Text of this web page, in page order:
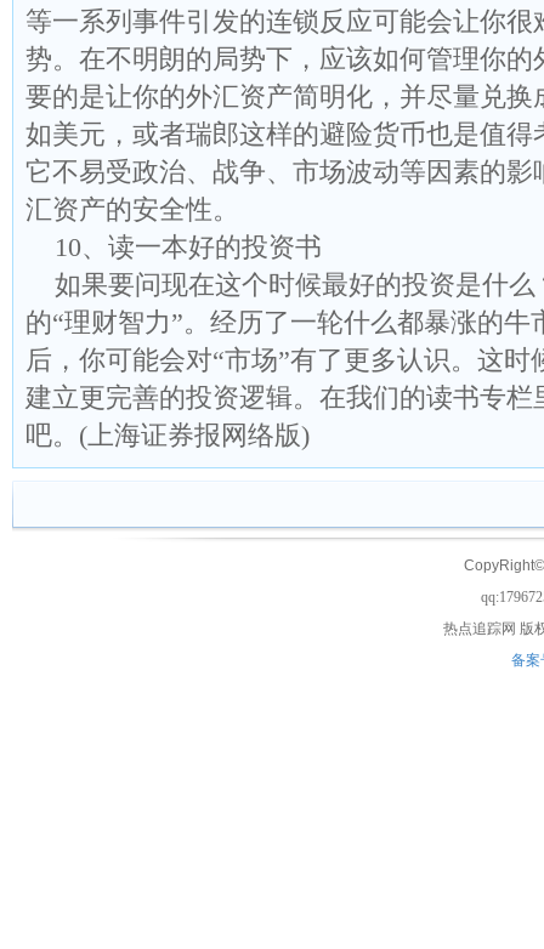
等一系列事件引发的连锁反应可能会让你很
势。在不明朗的局势下，应该如何管理你的
要的是让你的外汇资产简明化，并尽量兑换
如美元，或者瑞郎这样的避险货币也是值得
它不易受政治、战争、市场波动等因素的影
汇资产的安全性。
10、读一本好的投资书
如果要问现在这个时候最好的投资是什么
的“理财智力”。经历了一轮什么都暴涨的牛
后，你可能会对“市场”有了更多认识。这时
建立更完善的投资逻辑。在我们的读书专栏
吧。(上海证券报网络版)
热点追踪网 版
备案